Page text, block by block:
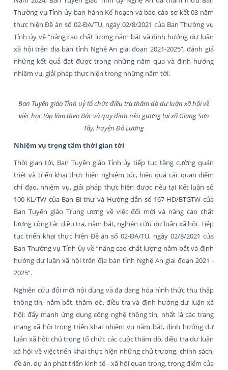
Thường vụ Tỉnh ủy ban hành Kế hoạch và báo cáo sơ kết 03 năm
thực hiện Đề án số 02-ĐA/TU, ngày 02/8/2021 của Ban Thường vụ
Tỉnh ủy về “nâng cao chất lượng nắm bắt và định hướng dư luận
xã hội trên địa bàn tỉnh Nghệ An giai đoạn 2021-2025”, đánh giá
những kết quả đạt được trong những năm qua và định hướng
nhiệm vụ, giải pháp thực hiện trong những năm tới.
Ban Tuyên giáo Tỉnh uỷ tổ chức điều tra thăm dò dư luận xã hội về
việc học tập làm theo Bác và quy định nêu gương tại xã Giang Sơn
Tây, huyện Đô Lương
Nhiệm vụ trọng tâm thời gian tới
Thời gian tới, Ban Tuyên giáo Tỉnh ủy tiếp tục tăng cường quán
triệt và triển khai thực hiện nghiêm túc, hiệu quả các quan điểm
chỉ đạo, nhiệm vụ, giải pháp thực hiện được nêu tại Kết luận số
100-KL/TW của Ban Bí thư và Hướng dẫn số 167-HD/BTGTW của
Ban Tuyên giáo Trung ương về việc đổi mới và nâng cao chất
lượng công tác điều tra, nắm bắt, nghiên cứu dư luận xã hội. Tiếp
tục triển khai thực hiện Đề án số 02-ĐA/TU, ngày 02/8/2021 của
Ban Thường vụ Tỉnh ủy về “nâng cao chất lượng nắm bắt và định
hướng dư luận xã hội trên địa bàn tỉnh Nghệ An giai đoạn 2021 -
2025”.
Nghiên cứu đổi mới nội dung và đa dạng hóa hình thức thu thập
thông tin, nắm bắt, thăm dò, điều tra và định hướng dư luận xã
hội; đẩy mạnh ứng dụng công nghệ thông tin, nhất là các trang
mạng xã hội trong triển khai nhiệm vụ nắm bắt, định hướng dư
luận xã hội; chú trọng tổ chức các cuộc thăm dò, điều tra dư luận
xã hội về việc triển khai thực hiện những chủ trương, chính sách,
đề án, dự án phát triển kinh tế - xã hội quan trọng, trọng điểm của